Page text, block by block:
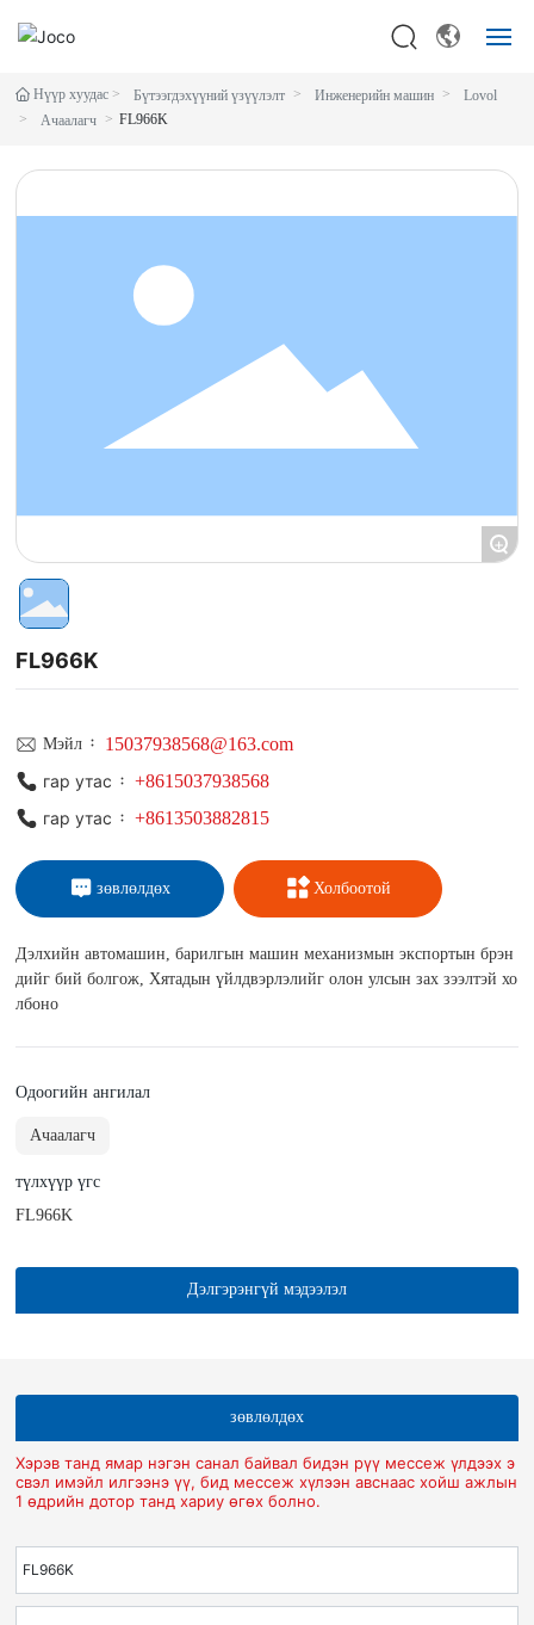
толгой
механик
Нүүр хуудас Бүтээгдэхүүний үзүүлэлт Инженерийн машин
Lovol
Ачаалагч
FL966K
+
FL966K
Мэйл ᠄
15037938568@163.com
гар утас ᠄ +8615037938568
гар утас ᠄ +8613503882815
зөвлөлдөх Холбоотой
Дэлхийн автомашин, барилгын машин механизмын экспортын брэн
дийг бий болгож, Хятадын үйлдвэрлэлийг олон улсын зах зээлтэй хо
лбоно
Одоогийн ангилал
Ачаалагч
түлхүүр үгс
FL966K
Дэлгэрэнгүй мэдээлэл
зөвлөлдөх
Хэрэв танд ямар нэгэн санал байвал бидэн рүү мессеж үлдээх э
свэл имэйл илгээнэ үү, бид мессеж хүлээн авснаас хойш ажлын
1 өдрийн дотор танд хариу өгөх болно.
FL966K